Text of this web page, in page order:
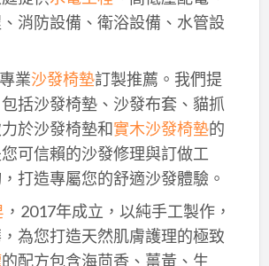
消防設備、衛浴設備、水管設
業沙發椅墊訂製推薦。我們提
括沙發椅墊、沙發布套、貓抓
於沙發椅墊和實木沙發椅墊的
可信賴的沙發修理與訂做工
打造專屬您的舒適沙發體驗。
，2017年成立，以純手工製作，
為您打造天然肌膚護理的極致
的配方包含海茴香、薑黃、生